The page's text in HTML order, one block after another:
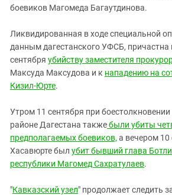
боевиков Магомеда Багаутдинова.
Ликвидированная в ходе специальной
данным дагестанского УФСБ, причастна
сентября убийству заместителя
Максуда Максудова и к нападению на
Кизил-Юрте.
Утром 11 сентября при
районе Дагестана такжебыли убиты
предполагаемых боевиков, а вечером 10
Хасавюрте был убит бывший глава
республики Магомед Сахратулаев.
"Кавказский узел" продолжает следить